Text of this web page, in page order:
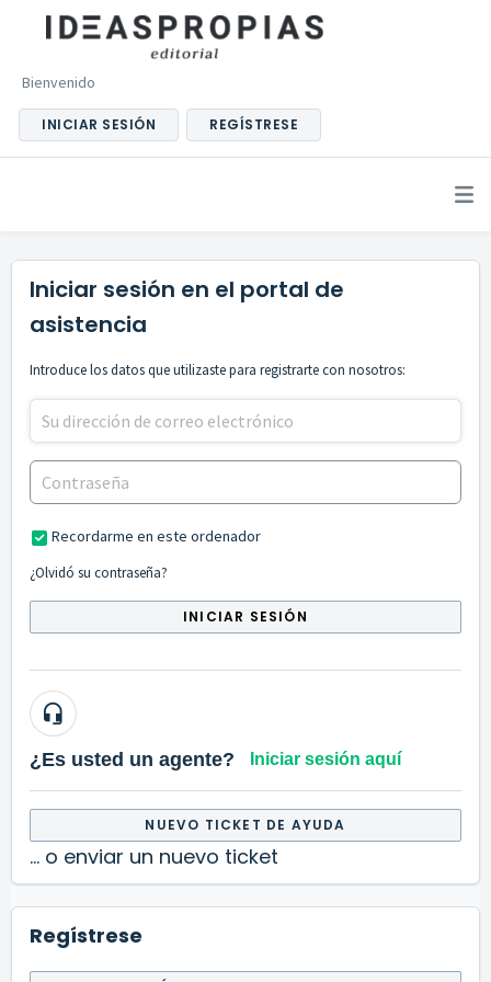
Bienvenido
INICIAR SESIÓN REGÍSTRESE
Iniciar sesión en el portal de
asistencia
Introduce los datos que utilizaste para registrarte con nosotros:
Recordarme en este ordenador
¿Olvidó su contraseña?
INICIAR SESIÓN
¿Es usted un agente? Iniciar sesión aquí
NUEVO TICKET DE AYUDA
... o enviar un nuevo ticket
Regístrese